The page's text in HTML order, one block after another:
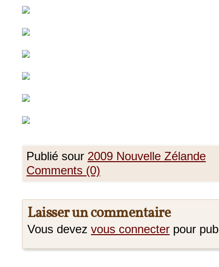
Publié sour 2009 Nouvelle Zélande
Comments (0)
Laisser un commentaire
Vous devez vous connecter pour